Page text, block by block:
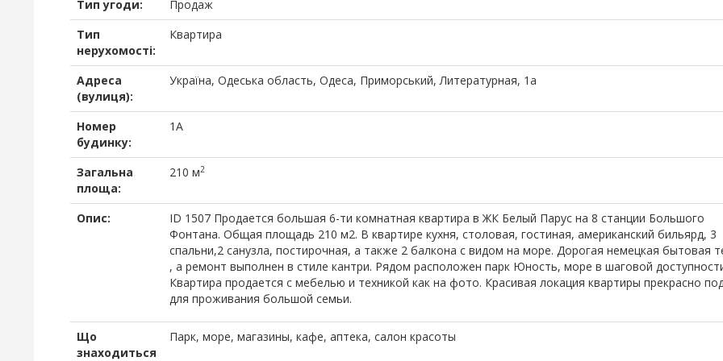
Тип угоди:
Продаж
Тип
нерухомості:
Квартира
Адреса
(вулиця):
Україна, Одеська область, Одеса, Приморський, Литературная, 1а
Номер
будинку:
1А
Загальна
площа:
210 м2
Опис:
ID 1507 Продается большая 6-ти комнатная квартира в ЖК Белый Парус на 8 станции Большого
Фонтана. Общая площадь 210 м2. В квартире кухня, столовая, гостиная, американский бильярд, 3
спальни,2 санузла, постирочная, а также 2 балкона с видом на море. Дорогая немецкая бытовая
, а ремонт выполнен в стиле кантри. Рядом расположен парк Юность, море в шаговой
Квартира продается с мебелью и техникой как на фото. Красивая локация квартиры прекрасно
для проживания большой семьи.
Що
знаходиться
Парк, море, магазины, кафе, аптека, салон красоты